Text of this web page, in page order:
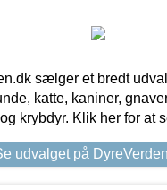
sælger et bredt
katte, kaniner,
krybdyr. Klik her for at
udvalget på